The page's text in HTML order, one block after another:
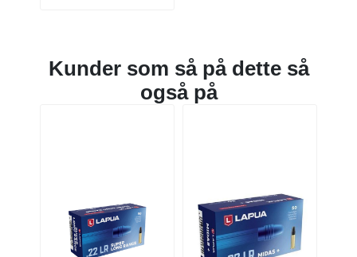
Kunder som så på dette så
også på